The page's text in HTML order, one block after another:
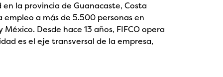
la provincia de Guanacaste, Costa
empleo a más de 5.500 personas en
Desde hace 13 años, FIFCO opera
es el eje transversal de la empresa,